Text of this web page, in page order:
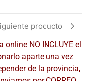
producto
online NO INCLUYE el
aparte una vez
de la provincia,